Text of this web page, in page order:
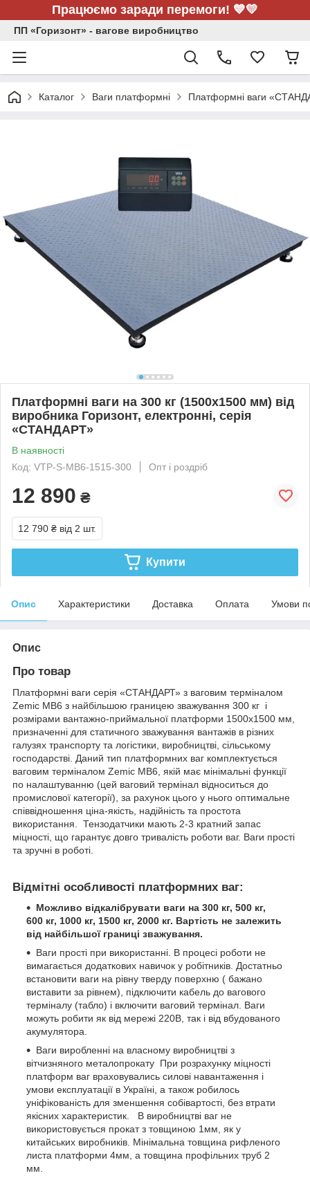
Працюємо заради перемоги! 💙💛
ПП «Горизонт» - вагове виробництво
Каталог Ваги платформні Платформні ваги
Платформні ваги на 300 кг (1500х1500 мм) від
виробника Горизонт, електронні, серія
«СТАНДАРТ»
В наявності
Код: VTP-S-MB6-1515-300
Опт і роздріб
12 890 ₴
12 790 ₴ від 2 шт.
Купити
Опис Характеристики Доставка Оплата Умови
Опис
Про товар
Платформні ваги серія «СТАНДАРТ» з ваговим терміналом
Zemic MB6 з найбільшою границею зважування 300 кг і
розмірами вантажно-приймальної платформи 1500х1500 мм,
призначенні для статичного зважування вантажів в різних
галузях транспорту та логістики, виробництві, сільському
господарстві. Даний тип платформних ваг комплектується
ваговим терміналом Zemic MB6, якій має мінімальні функції
по налаштуванню (цей ваговий термінал відноситься до
промислової категорії), за рахунок цього у нього оптимальне
співвідношення ціна-якість, надійність та простота
використання. Тензодатчики мають 2-3 кратний запас
міцності, що гарантує довго тривалість роботи ваг. Ваги прості
та зручні в роботі.
Відмітні особливості платформних ваг:
Можливо відкалібрувати ваги на 300 кг, 500 кг,
600 кг, 1000 кг, 1500 кг, 2000 кг. Вартість не залежить
від найбільшої границі зважування.
Ваги прості при використанні. В процесі роботи не
вимагається додаткових навичок у робітників. Достатньо
встановити ваги на рівну тверду поверхню ( бажано
виставити за рівнем), підключити кабель до вагового
терміналу (табло) і включити ваговий термінал. Ваги
можуть робити як від мережі 220В, так і від вбудованого
акумулятора.
Ваги виробленні на власному виробництві з
вітчизняного металопрокату При розрахунку міцності
платформ ваг враховувались силові навантаження і
умови експлуатації в Україні, а також робилось
уніфікованість для зменшення собівартості, без втрати
якісних характеристик. В виробництві ваг не
використовується прокат з товщиною 1мм, як у
китайських виробників. Мінімальна товщина рифленого
листа платформи 4мм, а товщина профільних труб 2
мм.